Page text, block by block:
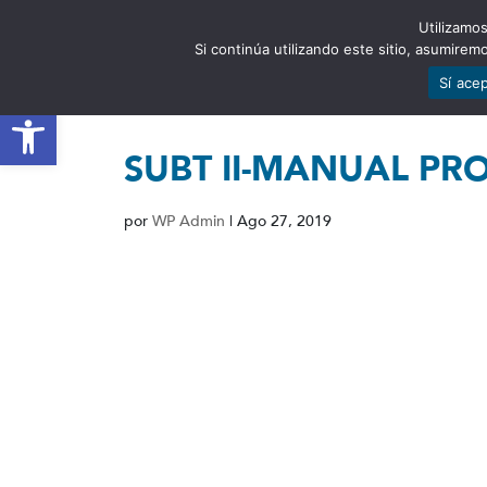
Abrir barra de herramientas
SUBT II-MANUAL
por WP Admin | Ago 27, 2019
Si continúa utilizando este sitio,
Sí